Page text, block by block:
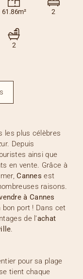
61.86m² 2
2
les plus célèbres
Depuis
ainsi que
en vente. Grâce à
mer,Cannes est
raisons.
à Cannes
port ! Dans cet
de l’achat
.
pour sa plage
tient chaque